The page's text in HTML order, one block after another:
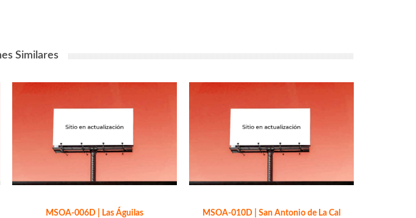
Similares
MSOA-006D | Las Águilas MSOA-010D | San Antonio de La Cal